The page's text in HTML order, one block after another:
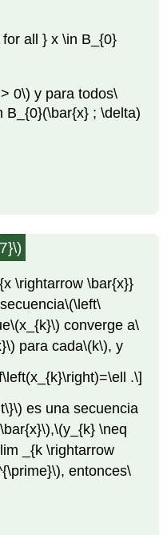
all } x \in B_{0}
0\) y para todos\
B_{0}(\bar{x} ; \delta)
\rightarrow \bar{x}}
\(\left\
\(x_{k}\) converge a\
para cada\(k\), y
.\]
es una secuencia
,\(y_{k} \neq
_{k \rightarrow
, entonces\